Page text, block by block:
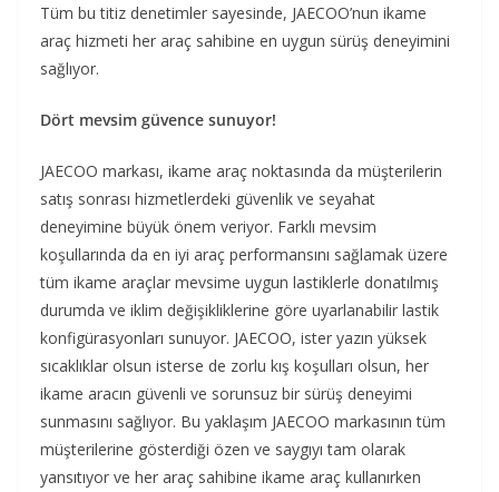
Tüm bu titiz denetimler sayesinde, JAECOO’nun ikame
araç hizmeti her araç sahibine en uygun sürüş deneyimini
sağlıyor.
Dört mevsim güvence sunuyor!
JAECOO markası, ikame araç noktasında da müşterilerin
satış sonrası hizmetlerdeki güvenlik ve seyahat
deneyimine büyük önem veriyor. Farklı mevsim
koşullarında da en iyi araç performansını sağlamak üzere
tüm ikame araçlar mevsime uygun lastiklerle donatılmış
durumda ve iklim değişikliklerine göre uyarlanabilir lastik
konfigürasyonları sunuyor. JAECOO, ister yazın yüksek
sıcaklıklar olsun isterse de zorlu kış koşulları olsun, her
ikame aracın güvenli ve sorunsuz bir sürüş deneyimi
sunmasını sağlıyor. Bu yaklaşım JAECOO markasının tüm
müşterilerine gösterdiği özen ve saygıyı tam olarak
yansıtıyor ve her araç sahibine ikame araç kullanırken